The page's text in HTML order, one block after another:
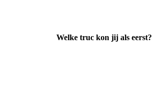
Welke truc kon jij als eerst?